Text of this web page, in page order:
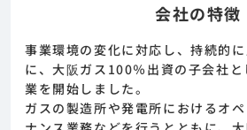
求人詳細を知るって？
人紹介サービスのため、 応
ージェントとの面談が必要
めまずは求人への興味有無を
ます。その後正式な求人応募
会社の特徴
事業環境の変化に対応し、持続的
に、大阪ガス100％出資の子会社
業を開始しました。
ガスの製造所や発電所におけるオ